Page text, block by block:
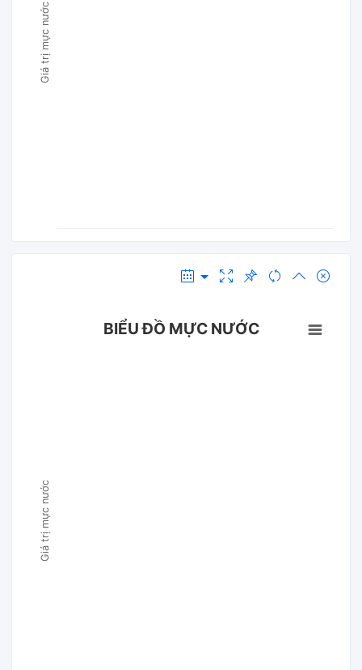
Giá trị mực nước
Giá trị mực nước
BIỂU ĐỒ MỰC NƯỚC